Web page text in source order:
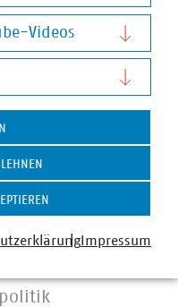
Sturzfluten
Vorschläge der
abbauen,
Videos
Impressum